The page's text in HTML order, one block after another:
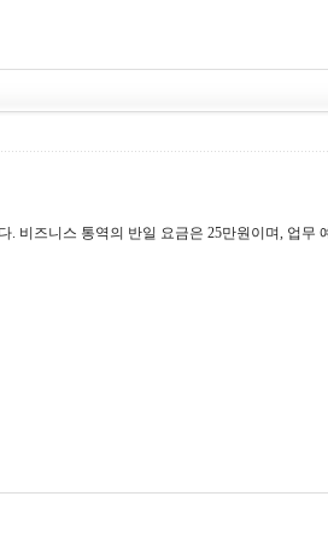
비즈니스 통역의 반일 요금은 25만원이며, 업무